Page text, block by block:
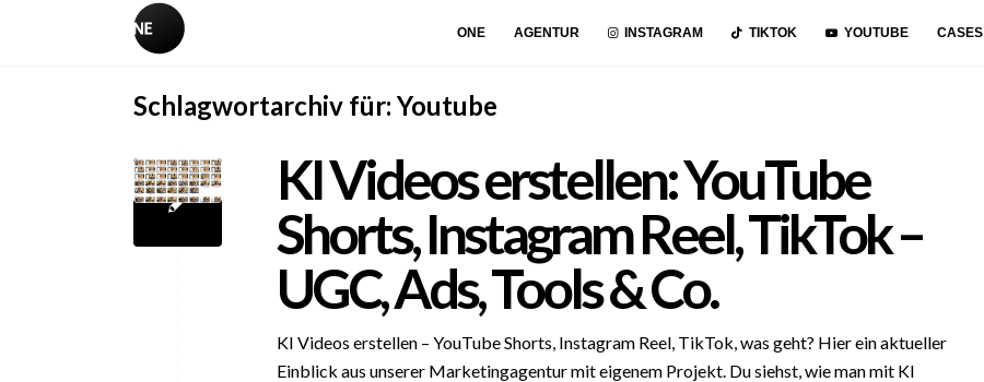
ONE AGENTUR INSTAGRAM TIKTOK YOUTUBE CASES
Schlagwortarchiv für: Youtube
KI Videos erstellen: YouTube
Shorts, Instagram Reel, TikTok –
UGC, Ads, Tools & Co.
KI Videos erstellen – YouTube Shorts, Instagram Reel, TikTok, was geht? Hier ein aktueller
Einblick aus unserer Marketingagentur mit eigenem Projekt. Du siehst, wie man mit KI